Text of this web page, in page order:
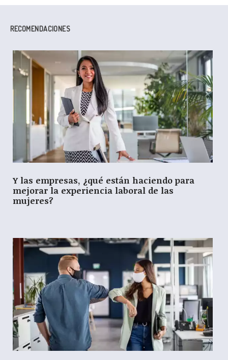
RECOMENDACIONES
Y las empresas, ¿qué están haciendo para
mejorar la experiencia laboral de las
mujeres?